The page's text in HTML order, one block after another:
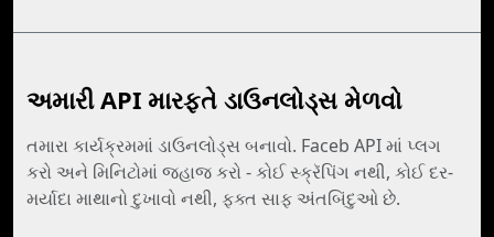
અમારી API મારફતે ડાઉનલોડ્સ મેળવો
તમારા કાર્યક્રમમાં ડાઉનલોડ્સ બનાવો. Faceb API માં પ્લગ
કરો અને મિનિટોમાં જહાજ કરો - કોઈ સ્ક્રૅપિંગ નથી, કોઈ દર-
મર્યાદા માથાનો દુખાવો નથી, ફક્ત સાફ અંતબિંદુઓ છે.